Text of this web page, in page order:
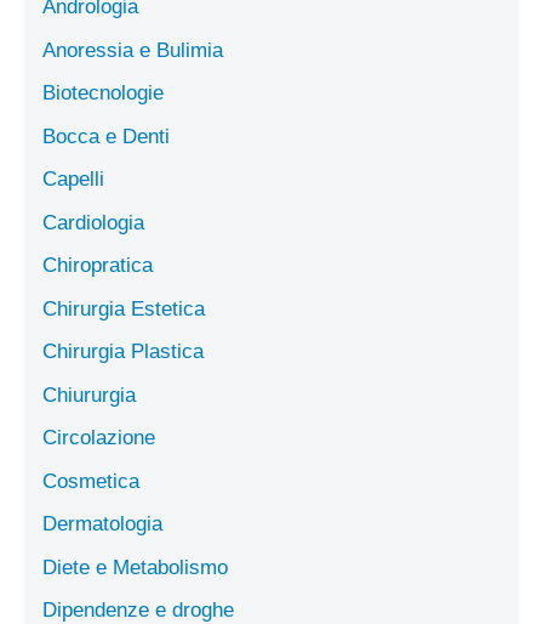
Andrologia
Anoressia e Bulimia
Biotecnologie
Bocca e Denti
Capelli
Cardiologia
Chiropratica
Chirurgia Estetica
Chirurgia Plastica
Chiururgia
Circolazione
Cosmetica
Dermatologia
Diete e Metabolismo
Dipendenze e droghe